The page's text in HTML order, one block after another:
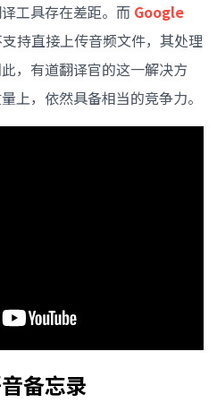
工具存在差距。而 Google
持直接上传音频文件，其处理
，有道翻译官的这一解决方
上，依然具备相当的竞争力。
备忘录